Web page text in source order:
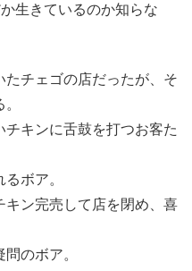
生きているのか知らな
チェゴの店だったが、そ
キンに舌鼓を打つお客た
ボア。
キン完売して店を閉め、喜
のボア。